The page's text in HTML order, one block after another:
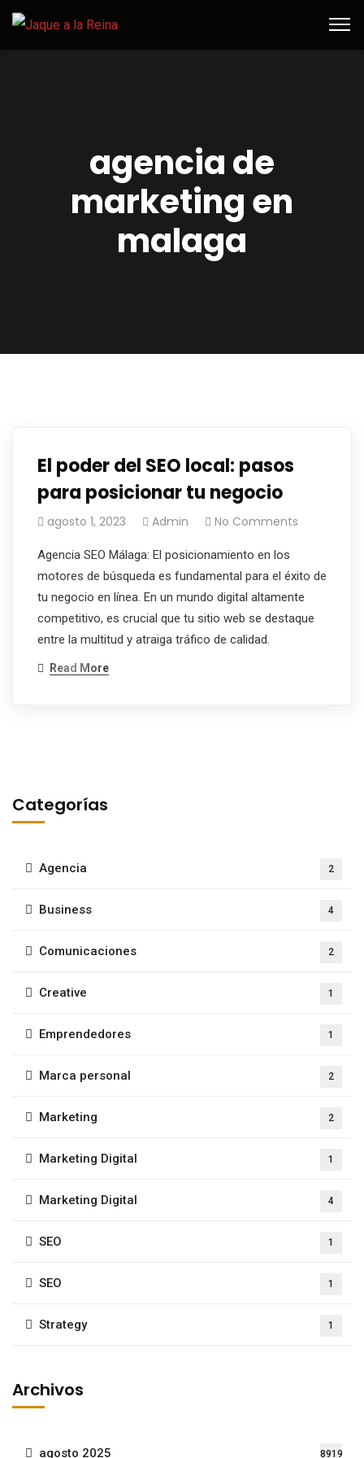
agencia de
marketing en
malaga
El poder del SEO local: pasos
para posicionar tu negocio
agosto 1, 2023 Admin No Comments
Agencia SEO Málaga: El posicionamiento en los
motores de búsqueda es fundamental para el éxito de
tu negocio en línea. En un mundo digital altamente
competitivo, es crucial que tu sitio web se destaque
entre la multitud y atraiga tráfico de calidad.
Read More
Categorías
Agencia 2
Business 4
Comunicaciones 2
Creative 1
Emprendedores 1
Marca personal 2
Marketing 2
Marketing Digital 1
Marketing Digital 4
SEO 1
SEO 1
Strategy 1
Archivos
agosto 2025 8919